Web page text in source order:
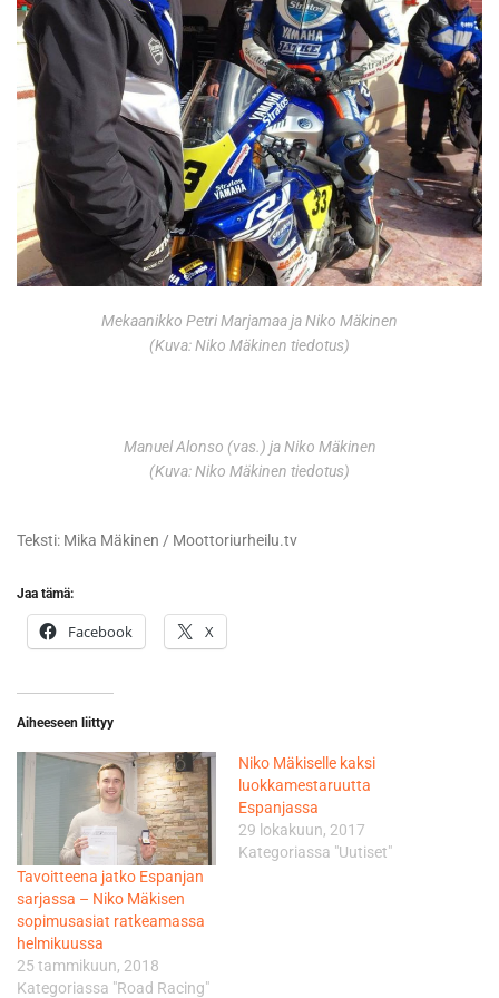
Mekaanikko Petri Marjamaa ja Niko Mäkinen
(Kuva: Niko Mäkinen tiedotus)
Manuel Alonso (vas.) ja Niko Mäkinen
(Kuva: Niko Mäkinen tiedotus)
Teksti: Mika Mäkinen / Moottoriurheilu.tv
Jaa tämä:
Facebook X
Aiheeseen liittyy
Tavoitteena jatko Espanjan
sarjassa – Niko Mäkisen
sopimusasiat ratkeamassa
helmikuussa
25 tammikuun, 2018
Kategoriassa "Road Racing"
Niko Mäkiselle kaksi
luokkamestaruutta
Espanjassa
29 lokakuun, 2017
Kategoriassa "Uutiset"